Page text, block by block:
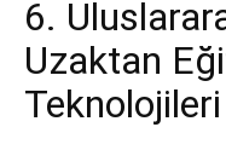
6.
Uzaktan